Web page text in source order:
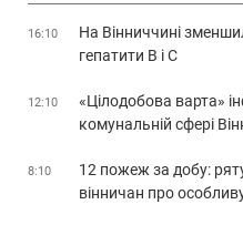
16:10
На Вінниччині
гепатити В і С
12:10
«Цілодобова варта»
комунальній сфері
8:10
12 пожеж за добу:
вінничан про